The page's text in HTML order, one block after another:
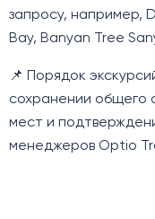
запросу, например,
Bay, Banyan Tree
📌 Порядок
сохранении общего
мест и
менеджеров Optio